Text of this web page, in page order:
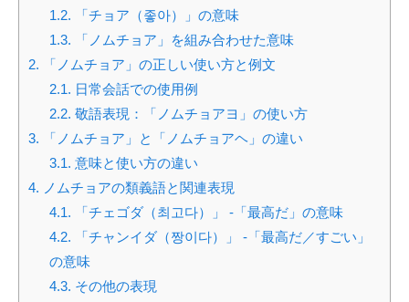
1.2. 「チョア（좋아）」の意味
1.3. 「ノムチョア」を組み合わせた意味
2. 「ノムチョア」の正しい使い方と例文
2.1. 日常会話での使用例
2.2. 敬語表現：「ノムチョアヨ」の使い方
3. 「ノムチョア」と「ノムチョアヘ」の違い
3.1. 意味と使い方の違い
4. ノムチョアの類義語と関連表現
4.1. 「チェゴダ（최고다）」 -「最高だ」の意味
4.2. 「チャンイダ（짱이다）」 -「最高だ／すごい」
の意味
4.3. その他の表現